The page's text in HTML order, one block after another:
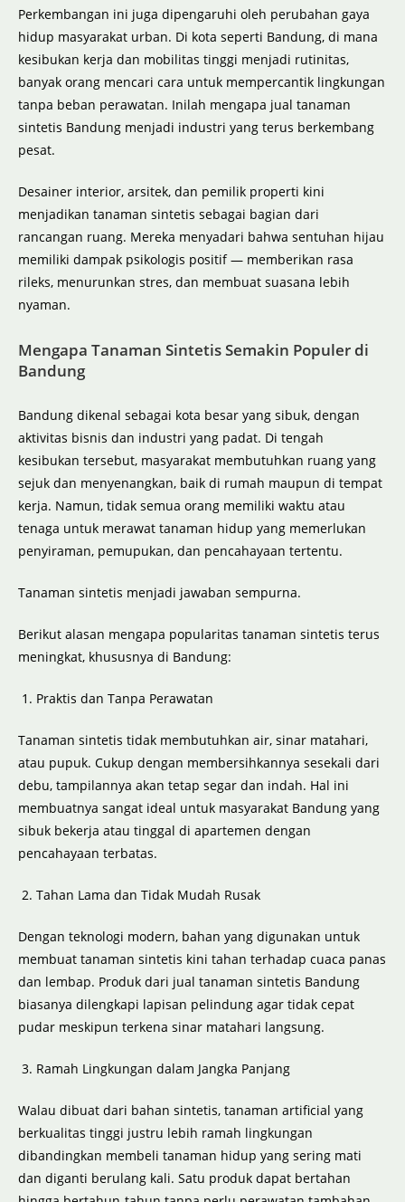
Perkembangan ini juga dipengaruhi oleh perubahan gaya
hidup masyarakat urban. Di kota seperti Bandung, di mana
kesibukan kerja dan mobilitas tinggi menjadi rutinitas,
banyak orang mencari cara untuk mempercantik lingkungan
tanpa beban perawatan. Inilah mengapa jual tanaman
sintetis Bandung menjadi industri yang terus berkembang
pesat.
Desainer interior, arsitek, dan pemilik properti kini
menjadikan tanaman sintetis sebagai bagian dari
rancangan ruang. Mereka menyadari bahwa sentuhan hijau
memiliki dampak psikologis positif — memberikan rasa
rileks, menurunkan stres, dan membuat suasana lebih
nyaman.
Mengapa Tanaman Sintetis Semakin Populer di
Bandung
Bandung dikenal sebagai kota besar yang sibuk, dengan
aktivitas bisnis dan industri yang padat. Di tengah
kesibukan tersebut, masyarakat membutuhkan ruang yang
sejuk dan menyenangkan, baik di rumah maupun di tempat
kerja. Namun, tidak semua orang memiliki waktu atau
tenaga untuk merawat tanaman hidup yang memerlukan
penyiraman, pemupukan, dan pencahayaan tertentu.
Tanaman sintetis menjadi jawaban sempurna.
Berikut alasan mengapa popularitas tanaman sintetis terus
meningkat, khususnya di Bandung:
Praktis dan Tanpa Perawatan
Tanaman sintetis tidak membutuhkan air, sinar matahari,
atau pupuk. Cukup dengan membersihkannya sesekali dari
debu, tampilannya akan tetap segar dan indah. Hal ini
membuatnya sangat ideal untuk masyarakat Bandung yang
sibuk bekerja atau tinggal di apartemen dengan
pencahayaan terbatas.
Tahan Lama dan Tidak Mudah Rusak
Dengan teknologi modern, bahan yang digunakan untuk
membuat tanaman sintetis kini tahan terhadap cuaca panas
dan lembap. Produk dari jual tanaman sintetis Bandung
biasanya dilengkapi lapisan pelindung agar tidak cepat
pudar meskipun terkena sinar matahari langsung.
Ramah Lingkungan dalam Jangka Panjang
Walau dibuat dari bahan sintetis, tanaman artificial yang
berkualitas tinggi justru lebih ramah lingkungan
dibandingkan membeli tanaman hidup yang sering mati
dan diganti berulang kali. Satu produk dapat bertahan